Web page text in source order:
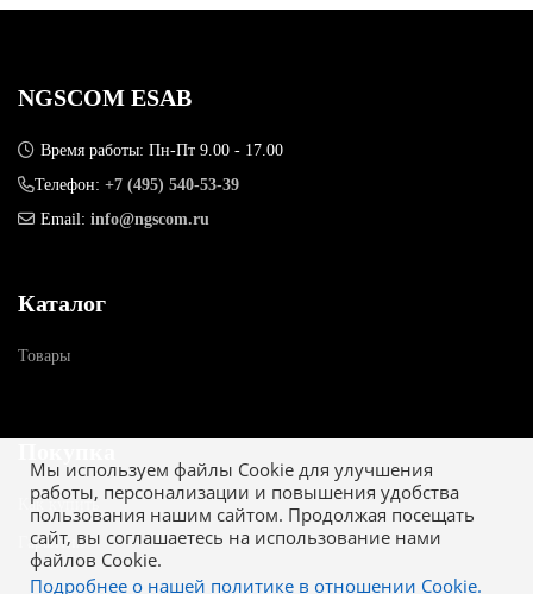
Мы используем файлы Cookie для улучшения
работы, персонализации и повышения удобства
пользования нашим сайтом. Продолжая посещать
сайт, вы соглашаетесь на использование нами
файлов Cookie.
Подробнее о нашей политике в отношении Cookie.
NGSCOM ESAB
Время работы: Пн-Пт 9.00 - 17.00
Телефон: +7 (495) 540-53-39
Email: info@ngscom.ru
Каталог
Товары
Как купить
Гарантия